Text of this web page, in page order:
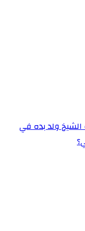
الشيخ ولد بده في